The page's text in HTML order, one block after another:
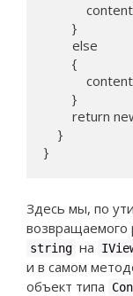
        }
        else
        {
        }
    }
}
Здесь мы, по
возвращаемого
string на
и в самом
объект типа